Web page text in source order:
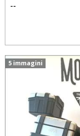
--
5 immagini